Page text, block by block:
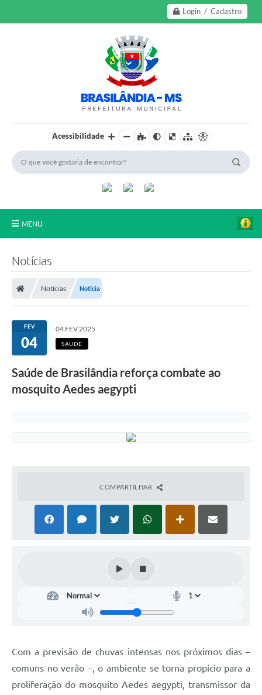
Login / Cadastro
Acessibilidade
MENU
Transparência
Câmara Municipal
e-SIC
Portal da Privacidade
PNAB (Política Nacional Aldir Blanc)
Notícias
Notícias Notícia
FEV
04
04 FEV 2025
SAÚDE
Saúde de Brasilândia reforça combate ao
mosquito Aedes aegypti
COMPARTILHAR
Com a previsão de chuvas intensas nos próximos dias –
comuns no verão –, o ambiente se torna propício para a
proliferação do mosquito Aedes aegypti, transmissor da